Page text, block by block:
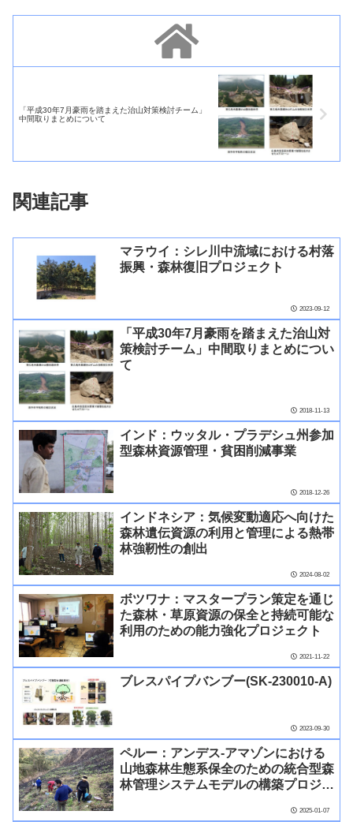
「平成30年7月豪雨を踏まえた治山対策検討チーム」
中間取りまとめについて
関連記事
マラウイ：シレ川中流域における村落
振興・森林復旧プロジェクト
2023-09-12
「平成30年7月豪雨を踏まえた治山対
策検討チーム」中間取りまとめについ
て
2018-11-13
インド：ウッタル・プラデシュ州参加
型森林資源管理・貧困削減事業
2018-12-26
インドネシア：気候変動適応へ向けた
森林遺伝資源の利用と管理による熱帯
林強靭性の創出
2024-08-02
ボツワナ：マスタープラン策定を通じ
た森林・草原資源の保全と持続可能な
利用のための能力強化プロジェクト
2021-11-22
ブレスパイプバンブー(SK-230010-A)
2023-09-30
ペルー：アンデス-アマゾンにおける
山地森林生態系保全のための統合型森
林管理システムモデルの構築プロジェ
2025-01-07